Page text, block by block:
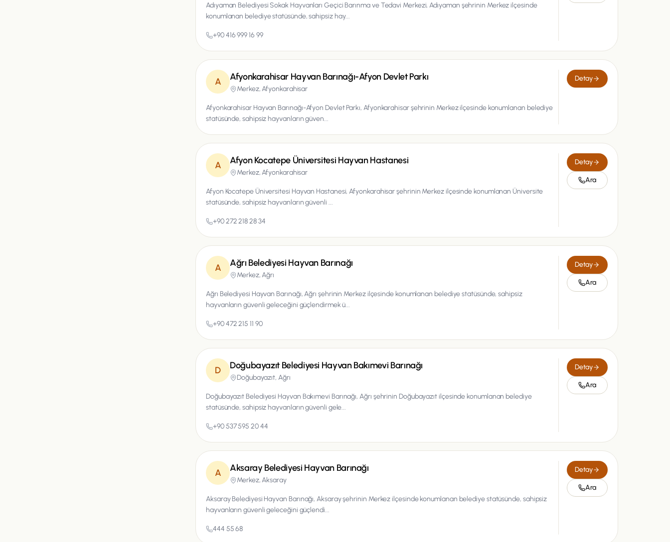
Adıyaman Belediyesi Sokak Hayvanları Geçici Barınma ve Tedavi Merkezi, Adıyaman şehrinin Merkez ilçesinde
konumlanan belediye statüsünde, sahipsiz hay...
+90 416 999 16 99
A Afyonkarahisar Hayvan Barınağı-Afyon Devlet Parkı
Merkez,Afyonkarahisar
Afyonkarahisar Hayvan Barınağı-Afyon Devlet Parkı, Afyonkarahisar şehrinin Merkez ilçesinde konumlanan belediye
statüsünde, sahipsiz hayvanların güven...
Detay
A Afyon Kocatepe Üniversitesi Hayvan Hastanesi
Merkez,Afyonkarahisar
Afyon Kocatepe Üniversitesi Hayvan Hastanesi, Afyonkarahisar şehrinin Merkez ilçesinde konumlanan Üniversite
statüsünde, sahipsiz hayvanların güvenli ...
+90 272 218 28 34
Detay
Ara
A Ağrı Belediyesi Hayvan Barınağı
Merkez,Ağrı
Ağrı Belediyesi Hayvan Barınağı, Ağrı şehrinin Merkez ilçesinde konumlanan belediye statüsünde, sahipsiz
hayvanların güvenli geleceğini güçlendirmek ü...
+90 472 215 11 90
Detay
Ara
D Doğubayazıt Belediyesi Hayvan Bakımevi Barınağı
Doğubayazıt, Ağrı
Doğubayazıt Belediyesi Hayvan Bakımevi Barınağı, Ağrı şehrinin Doğubayazıt ilçesinde konumlanan belediye
statüsünde, sahipsiz hayvanların güvenli gele...
+90 537 595 20 44
Detay
Ara
A Aksaray Belediyesi Hayvan Barınağı
Merkez,Aksaray
Aksaray Belediyesi Hayvan Barınağı, Aksaray şehrinin Merkez ilçesinde konumlanan belediye statüsünde, sahipsiz
hayvanların güvenli geleceğini güçlendi...
444 55 68
Detay
Ara